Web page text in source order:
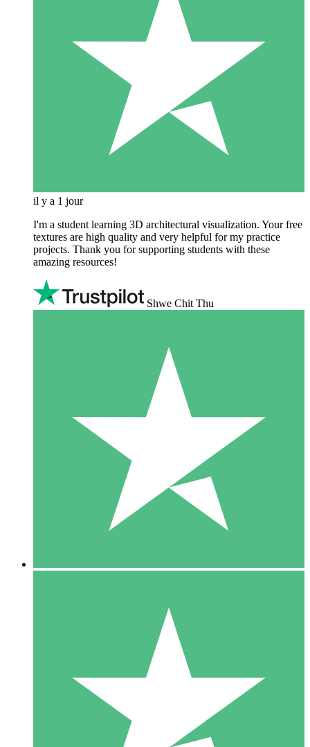
il y a 1 jour
I'm a student learning 3D architectural visualization. Your free
textures are high quality and very helpful for my practice
projects. Thank you for supporting students with these
amazing resources!
Shwe Chit Thu